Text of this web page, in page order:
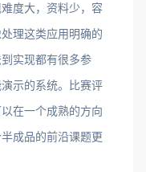
度大，资料少，容
理这类应用明确的
实现都有很多参
示的系统。比赛评
在一个成熟的方向
成品的前沿课题更